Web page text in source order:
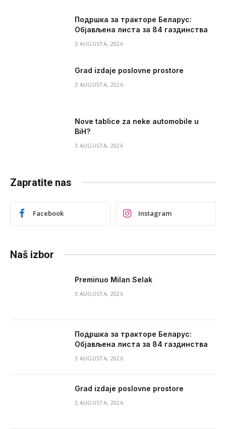
Подршка за тракторе Беларус:
Објављена листа за 84 газдинства
3 AUGUSTA, 2026
Grad izdaje poslovne prostore
3 AUGUSTA, 2026
Nove tablice za neke automobile u
BiH?
3 AUGUSTA, 2026
Zapratite nas
Facebook Instagram
Naš izbor
Preminuo Milan Selak
3 AUGUSTA, 2026
Подршка за тракторе Беларус:
Објављена листа за 84 газдинства
3 AUGUSTA, 2026
Grad izdaje poslovne prostore
3 AUGUSTA, 2026